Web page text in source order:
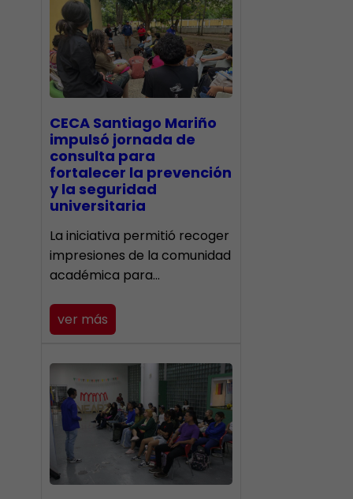
CECA Santiago Mariño
impulsó jornada de
consulta para
fortalecer la prevención
y la seguridad
universitaria
La iniciativa permitió recoger
impresiones de la comunidad
académica para…
ver más